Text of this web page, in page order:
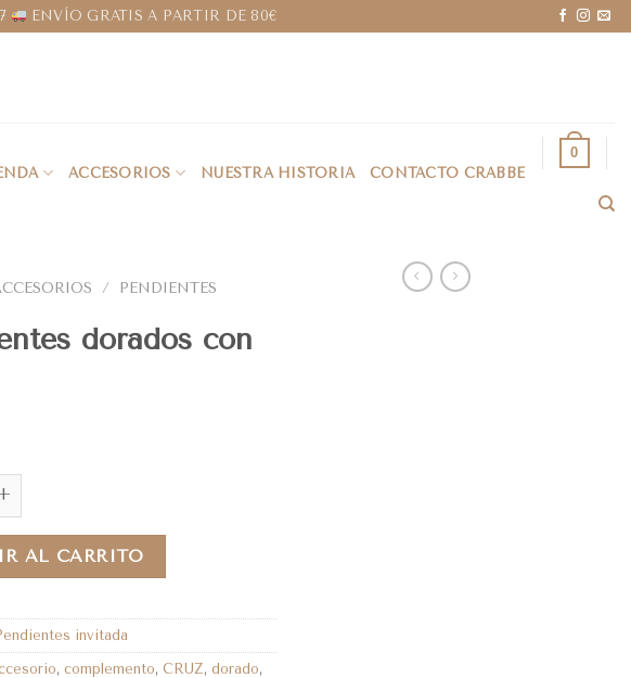
ENVÍO GRATIS A PARTIR DE 80€
ACCESORIOS NUESTRA HISTORIA CONTACTO CRABBE
0
/
PENDIENTES
dorados con
AL CARRITO
invitada
, complemento, CRUZ, dorado,